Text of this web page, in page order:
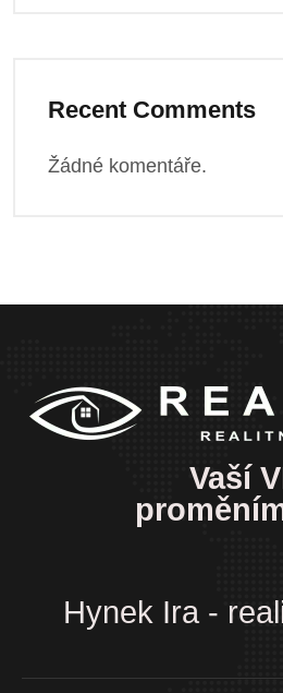
Recent Comments
Žádné komentáře.
Vaší
Hynek Ira -